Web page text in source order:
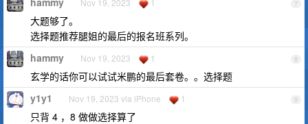
7
Nov 19, 2023 1
大题够了。
选择题推荐腿姐的最后的报名班系列。
8
hammy Nov 19, 2023 1
玄学的话你可以试试米鹏的最后套卷。。选择题
9
y1y1 Nov 19, 2023 via iPhone 1
只背 4 ，8 做做选择算了